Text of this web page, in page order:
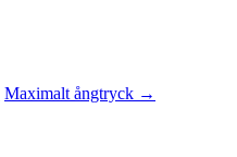
Maximalt ångtryck →